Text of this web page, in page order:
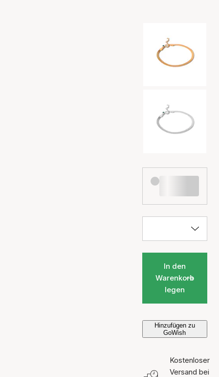
In den
Warenkorb
legen
Hinzufügen zu
GoWish
Kostenloser
Versand bei